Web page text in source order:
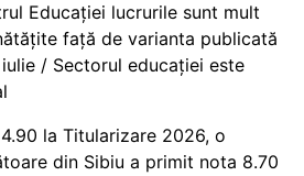
Educației lucrurile sunt mult
față de varianta publicată
iulie / Sectorul educației este
la Titularizare 2026, o
din Sibiu a primit nota 8.70